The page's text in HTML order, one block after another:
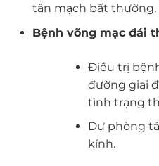
tân mạch bất thường,
Bệnh võng mạc đái
Điều trị
đường giai
tình trạng
Dự phòng
kính.